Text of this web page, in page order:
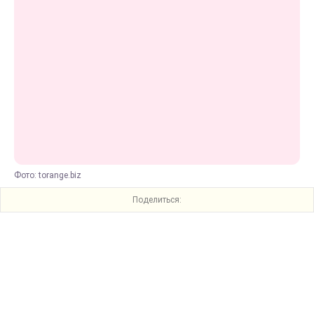
Фото: torange.biz
Поделиться: